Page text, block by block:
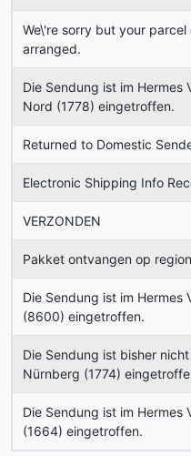
We\'re sorry but your
arranged.
Die Sendung ist im Hermes
Nord (1778) eingetroffen.
Returned to Domestic
Electronic Shipping Info
VERZONDEN
Pakket ontvangen op
Die Sendung ist im Hermes
(8600) eingetroffen.
Die Sendung ist bisher
Nürnberg (1774)
Die Sendung ist im Hermes
(1664) eingetroffen.